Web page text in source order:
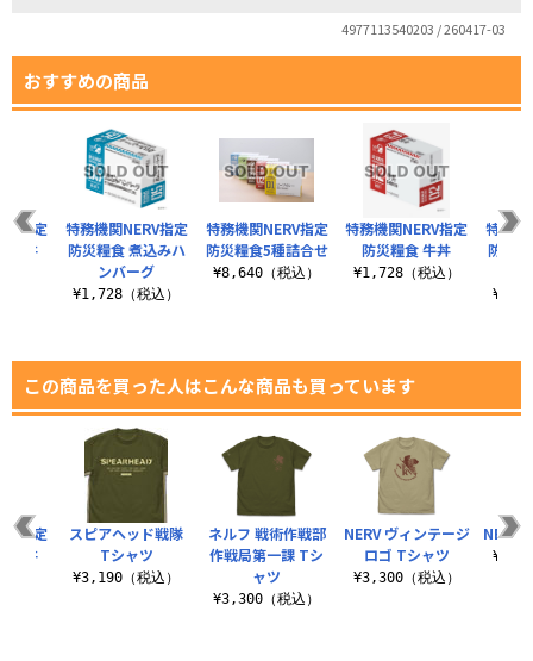
4977113540203 / 260417-03
おすすめの商品
特務機関NERV指定
防災糧食5種詰合せ
¥8,640（税込）
特務機関NERV指定
防災糧食 牛丼
¥1,728（税込）
特務機
防災
指定
華丼
特務機関NERV指定
防災糧食 煮込みハ
ンバーグ
¥1,728（税込）
この商品を買った人はこんな商品も買っています
ネルフ 戦術作戦部
作戦局第一課 Tシ
ャツ
¥3,300（税込）
NERV ヴィンテージ
ロゴ Tシャツ
¥3,300（税込）
NERV
指定
華丼
スピアヘッド戦隊
Tシャツ
¥3,190（税込）